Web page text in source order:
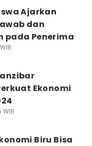
Ajarkan
dan
pada Penerima
Ekonomi
WIB
Biru Bisa